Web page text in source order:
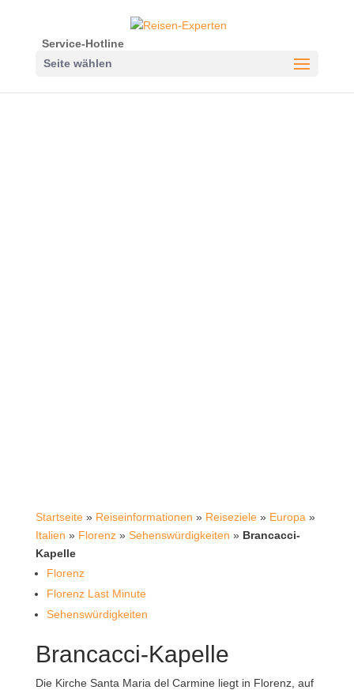
Service-Hotline
Seite wählen
Startseite» Reiseinformationen » Reiseziele» Europa »
Italien » Florenz» Sehenswürdigkeiten » Brancacci-
Kapelle
Florenz
Florenz Last Minute
Sehenswürdigkeiten
Brancacci-Kapelle
Die Kirche Santa Maria del Carmine liegt in Florenz, auf